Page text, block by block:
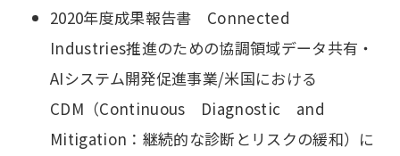
2020年度成果報告書 Connected
Industries推進のための協調領域データ共有・
AIシステム開発促進事業/米国における
CDM（Continuous Diagnostic and
Mitigation：継続的な診断とリスクの緩和）に